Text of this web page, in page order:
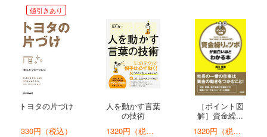
値引きあり
トヨタの片づけ
330円（税込）
人を動かす言葉
の技術
1320円（税込）
［ポイント図
解］資金繰...
1320円（税込）